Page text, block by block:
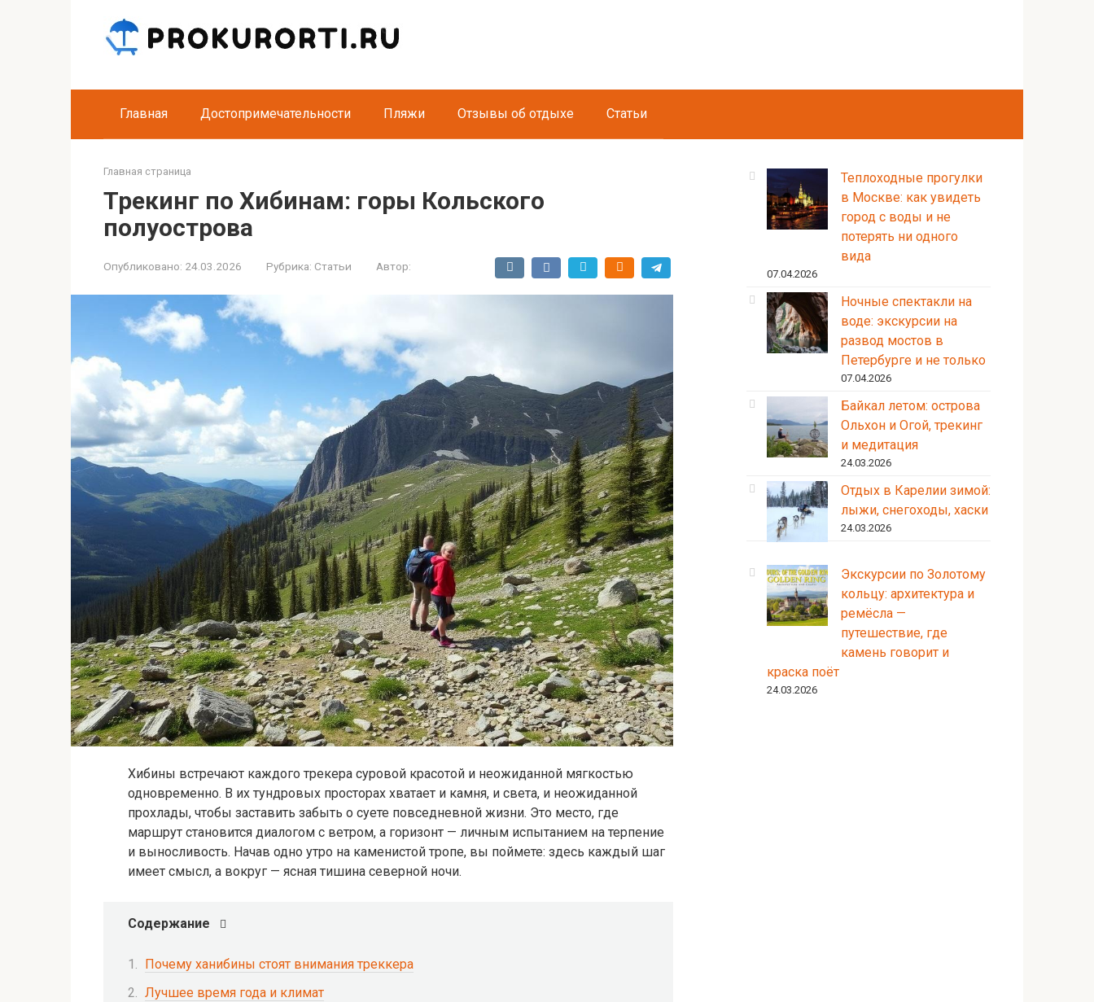
Главная Достопримечательности Пляжи Отзывы об отдыхе Статьи
Главная страница
Трекинг по Хибинам: горы Кольского
полуострова
Опубликовано: 24.03.2026 Рубрика: Статьи Автор:
Хибины встречают каждого трекера суровой красотой и неожиданной мягкостью
одновременно. В их тундровых просторах хватает и камня, и света, и неожиданной
прохлады, чтобы заставить забыть о суете повседневной жизни. Это место, где
маршрут становится диалогом с ветром, а горизонт — личным испытанием на терпение
и выносливость. Начав одно утро на каменистой тропе, вы поймете: здесь каждый шаг
имеет смысл, а вокруг — ясная тишина северной ночи.
Содержание
Почему ханибины стоят внимания треккера
Лучшее время года и климат
Теплоходные прогулки
в Москве: как увидеть
город с воды и не
потерять ни одного
вида
07.04.2026
Ночные спектакли на
воде: экскурсии на
развод мостов в
Петербурге и не только
07.04.2026
Байкал летом: острова
Ольхон и Огой, трекинг
и медитация
24.03.2026
Отдых в Карелии зимой:
лыжи, снегоходы, хаски
24.03.2026
Экскурсии по Золотому
кольцу: архитектура и
ремёсла —
путешествие, где
камень говорит и
краска поёт
24.03.2026